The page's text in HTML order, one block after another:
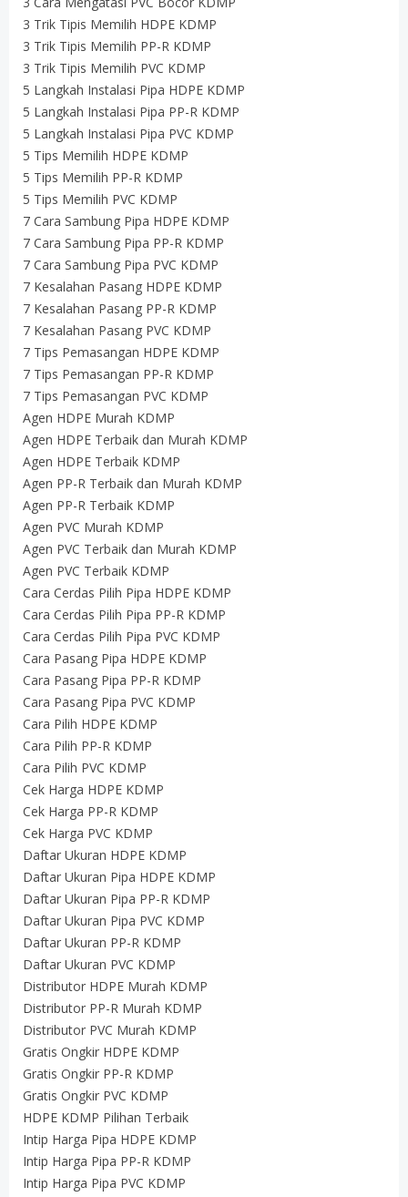
3 Trik Tipis Memilih HDPE KDMP
3 Trik Tipis Memilih PP-R KDMP
3 Trik Tipis Memilih PVC KDMP
5 Langkah Instalasi Pipa HDPE KDMP
5 Langkah Instalasi Pipa PP-R KDMP
5 Langkah Instalasi Pipa PVC KDMP
5 Tips Memilih HDPE KDMP
5 Tips Memilih PP-R KDMP
5 Tips Memilih PVC KDMP
7 Cara Sambung Pipa HDPE KDMP
7 Cara Sambung Pipa PP-R KDMP
7 Cara Sambung Pipa PVC KDMP
7 Kesalahan Pasang HDPE KDMP
7 Kesalahan Pasang PP-R KDMP
7 Kesalahan Pasang PVC KDMP
7 Tips Pemasangan HDPE KDMP
7 Tips Pemasangan PP-R KDMP
7 Tips Pemasangan PVC KDMP
Agen HDPE Murah KDMP
Agen HDPE Terbaik dan Murah KDMP
Agen HDPE Terbaik KDMP
Agen PP-R Terbaik dan Murah KDMP
Agen PP-R Terbaik KDMP
Agen PVC Murah KDMP
Agen PVC Terbaik dan Murah KDMP
Agen PVC Terbaik KDMP
Cara Cerdas Pilih Pipa HDPE KDMP
Cara Cerdas Pilih Pipa PP-R KDMP
Cara Cerdas Pilih Pipa PVC KDMP
Cara Pasang Pipa HDPE KDMP
Cara Pasang Pipa PP-R KDMP
Cara Pasang Pipa PVC KDMP
Cara Pilih HDPE KDMP
Cara Pilih PP-R KDMP
Cara Pilih PVC KDMP
Cek Harga HDPE KDMP
Cek Harga PP-R KDMP
Cek Harga PVC KDMP
Daftar Ukuran HDPE KDMP
Daftar Ukuran Pipa HDPE KDMP
Daftar Ukuran Pipa PP-R KDMP
Daftar Ukuran Pipa PVC KDMP
Daftar Ukuran PP-R KDMP
Daftar Ukuran PVC KDMP
Distributor HDPE Murah KDMP
Distributor PP-R Murah KDMP
Distributor PVC Murah KDMP
Gratis Ongkir HDPE KDMP
Gratis Ongkir PP-R KDMP
Gratis Ongkir PVC KDMP
HDPE KDMP Pilihan Terbaik
Intip Harga Pipa HDPE KDMP
Intip Harga Pipa PP-R KDMP
Intip Harga Pipa PVC KDMP